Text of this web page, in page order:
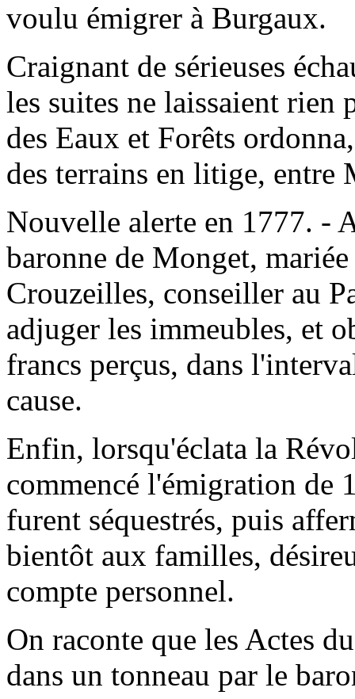
voulu émigrer à Burgaux.
Craignant de sérieuses
les suites ne laissaient rien
des Eaux et Forêts
des terrains en litige, entre
Nouvelle alerte en 1777. -
baronne de Monget,
Crouzeilles, conseiller au
adjuger les immeubles, et
francs perçus, dans
cause.
Enfin, lorsqu'éclata la
commencé l'émigration de
furent séquestrés, puis
bientôt aux familles,
compte personnel.
On raconte que les Actes
dans un tonneau par le